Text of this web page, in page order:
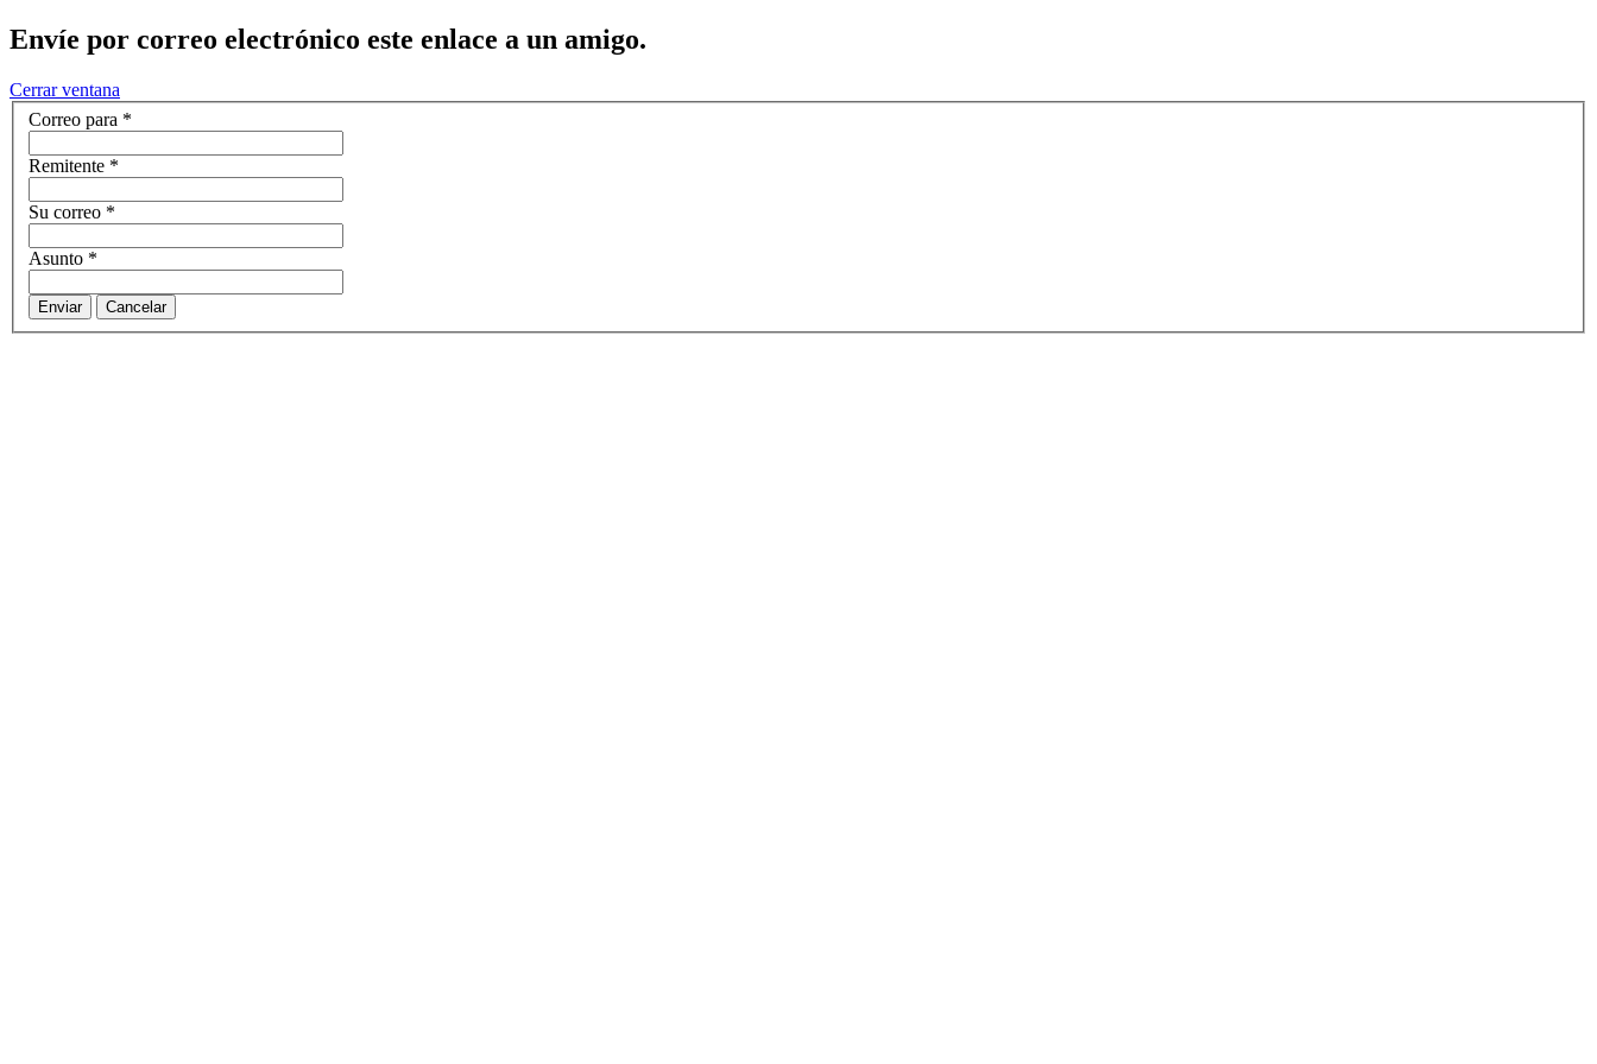
Envíe por correo electrónico este enlace a un amigo.
Cerrar ventana
Correo para *
Remitente *
Su correo *
Asunto *
Enviar Cancelar